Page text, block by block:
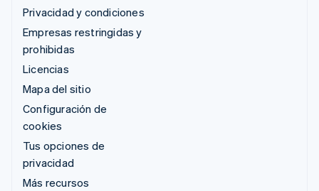
Privacidad y condiciones
Empresas restringidas y
prohibidas
Licencias
Mapa del sitio
Configuración de
cookies
Tus opciones de
privacidad
Más recursos